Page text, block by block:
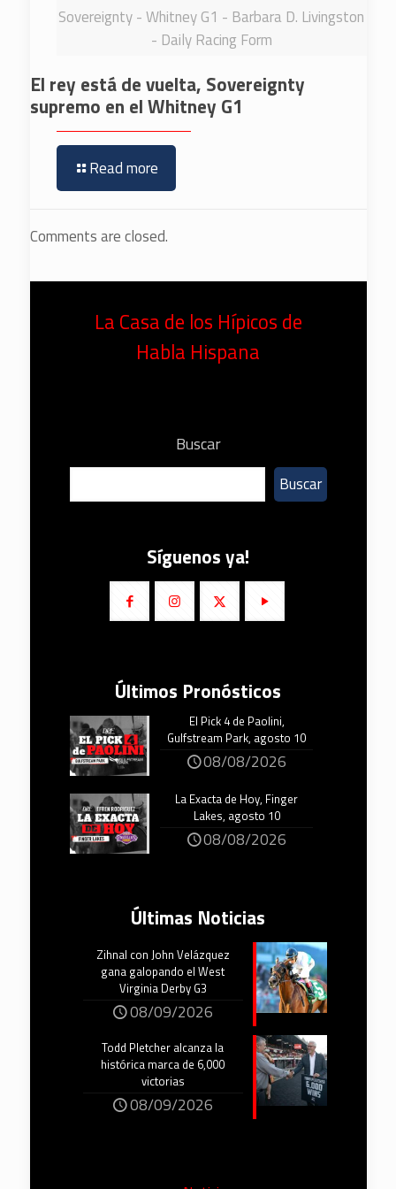
Sovereignty - Whitney G1 - Barbara D. Livingston
- Daily Racing Form
El rey está de vuelta, Sovereignty
supremo en el Whitney G1
Read more
Comments are closed.
La Casa de los Hípicos de
Habla Hispana
Buscar
Buscar
Síguenos ya!
Últimos Pronósticos
El Pick 4 de Paolini,
Gulfstream Park, agosto 10
08/08/2026
La Exacta de Hoy, Finger
Lakes, agosto 10
08/08/2026
Últimas Noticias
Zihnal con John Velázquez
gana galopando el West
Virginia Derby G3
08/09/2026
Todd Pletcher alcanza la
histórica marca de 6,000
victorias
08/09/2026